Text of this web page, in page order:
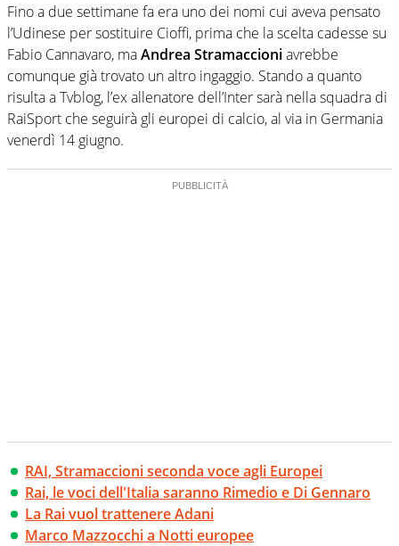
Fino a due settimane fa era uno dei nomi cui aveva pensato
l’Udinese per sostituire Cioffi, prima che la scelta cadesse su
Fabio Cannavaro, maAndrea Stramaccioniavrebbe
comunque già trovato un altro ingaggio. Stando a quanto
risulta a Tvblog, l’ex allenatore dell’Inter sarà nella squadra di
RaiSport che seguirà gli europei di calcio, al via in Germania
venerdì 14 giugno.
RAI, Stramaccioni seconda voce agli Europei
Rai, le voci dell'Italia saranno Rimedio e Di Gennaro
La Rai vuol trattenere Adani
Marco Mazzocchi a Notti europee